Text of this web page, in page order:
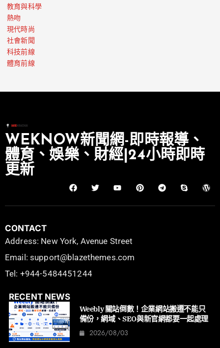
教育與科學
熱吻
現代時尚
社會新聞
科技前線
體育前線
WEKNOW新聞網-即時報導、
體育、娛樂、財經|24小時即時
更新
CONTACT
Address: New York, Avenue Street
Email: support@blazethemes.com
Tel: +944-5484451244
RECENT NEWS
Weebly 關站倒數！企業網站搬遷不能只
備份，網域、SEO與新官網都要一起處理
2026/08/03